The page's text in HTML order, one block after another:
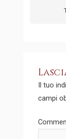
Il tuo
campi